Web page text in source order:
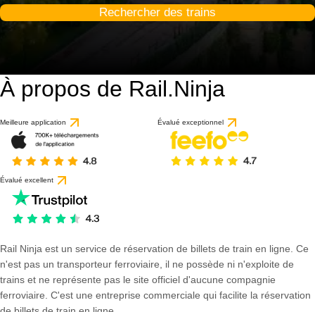
Rechercher des trains
À propos de Rail.Ninja
Meilleure application Évalué exceptionnel
Évalué excellent
Rail Ninja est un service de réservation de billets de train en ligne. Ce
n'est pas un transporteur ferroviaire, il ne possède ni n'exploite de
trains et ne représente pas le site officiel d'aucune compagnie
ferroviaire. C'est une entreprise commerciale qui facilite la réservation